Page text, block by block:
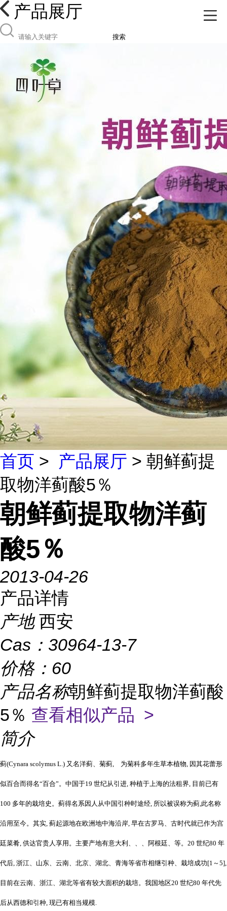
产品展厅
搜索
首页 > 产品展厅 > 朝鲜蓟提
取物洋蓟酸5％
朝鲜蓟提取物洋蓟
酸5％
2013-04-26
产品详情
产地 西安
Cas： 30964-13-7
价格： 60
产品名称朝鲜蓟提取物洋蓟酸
5％ 查看相似产品 >
简介
蓟(Cynara scolymus L.) 又名洋蓟、菊蓟, 为菊科多年生草本植物, 因其花蕾形
似百合而得名“百合”。中国于19 世纪从引进, 种植于上海的法租界, 目前已有
100 多年的栽培史。蓟得名系因人从中国引种时途经, 所以被误称为蓟,此名称
沿用至今。其实, 蓟起源地在欧洲地中海沿岸, 早在古罗马、古时代就已作为宫
廷菜肴, 供达官贵人享用。主要产地有意大利、、、阿根廷、等。20 世纪80 年
代后, 浙江、山东、云南、北京、湖北、青海等省市相继引种、栽培成功[1～5],
目前在云南、浙江、湖北等省有较大面积的栽培。我国地区20 世纪80 年代先
后从西德和引种, 现已有相当规模.